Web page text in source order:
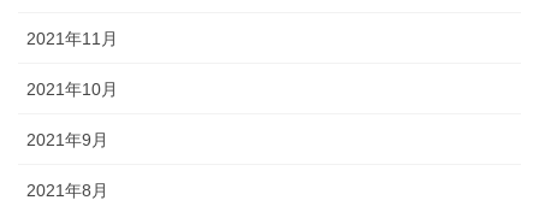
2021年11月
2021年10月
2021年9月
2021年8月